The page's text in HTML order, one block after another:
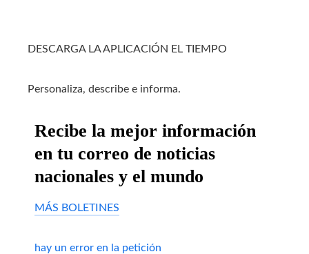
DESCARGA LA APLICACIÓN EL TIEMPO
Personaliza, describe e informa.
Recibe la mejor información
en tu correo de noticias
nacionales y el mundo
MÁS BOLETINES
hay un error en la petición